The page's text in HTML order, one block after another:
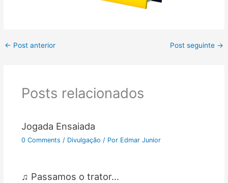
← Post anterior Post seguinte →
Posts relacionados
Jogada Ensaiada
0 Comments / Divulgação / Por Edmar Junior
♫ Passamos o trator…